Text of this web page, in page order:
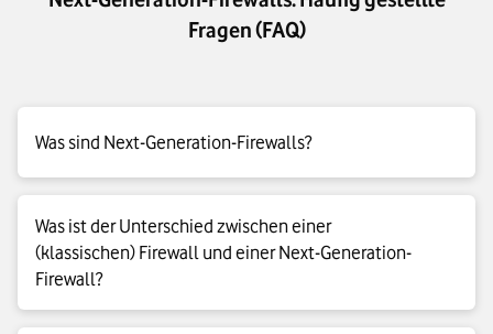
Fragen (FAQ)
Was sind Next-Generation-Firewalls?
Eine Next-Generation-Firewall (NGFW) ist eine moderne
Firewall, die in ihrer Funktionsweise über die reine Prüfung von
Ports und Protokollen hinausgeht. Sie analysiert den
Datenverkehr bis zur Anwendungsebene, nutzt Techniken wie
Deep Packet Inspection (DPI) und erkennt dadurch auch
Was ist der Unterschied zwischen einer
(klassischen) Firewall und einer Next-Generation-
Firewall?